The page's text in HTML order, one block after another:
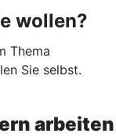
wollen?
Thema
Sie selbst.
arbeiten